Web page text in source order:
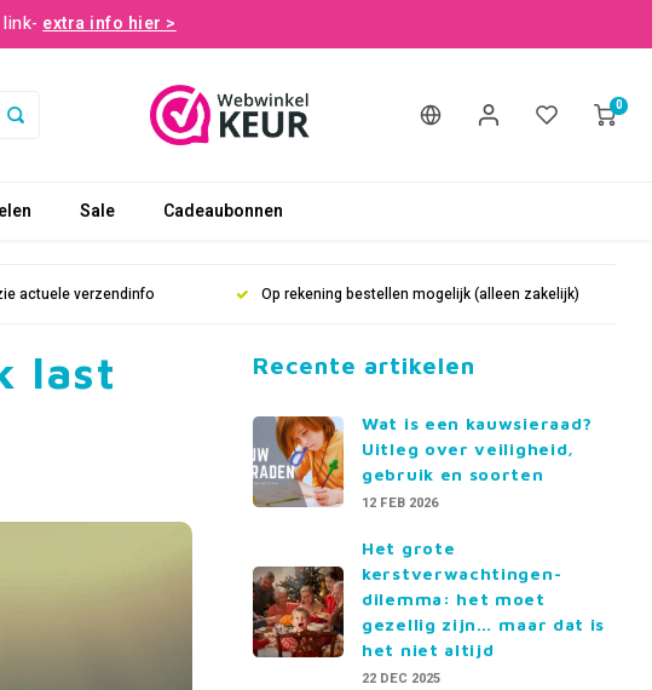
extra info hier >
0
Sale Cadeaubonnen
actuele verzendinfo Op rekening bestellen mogelijk (alleen zakelijk)
last
Recente artikelen
Wat is een kauwsieraad?
Uitleg over veiligheid,
gebruik en soorten
12 FEB 2026
Het grote
kerstverwachtingen-
dilemma: het moet
gezellig zijn… maar dat is
het niet altijd
22 DEC 2025